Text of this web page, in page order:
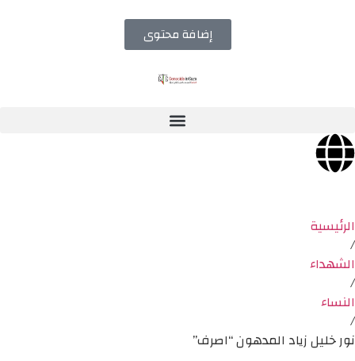
إضافة محتوى
الرئيسية
/
الشهداء
/
النساء
/
نور خليل زياد المدهون “اصرف”